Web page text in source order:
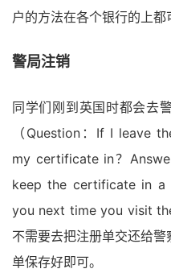
户的方法在各个银行的上都
警局注销
同学们刚到英国时都会去
（Question：If I leave
my certificate in？
keep the certificate in
you next time you visit
不需要去把注册单交还给
单保存好即可。